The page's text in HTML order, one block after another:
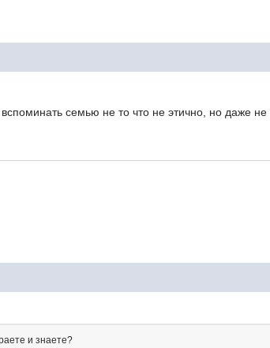
семью не то что не этично, но даже не
и знаете?